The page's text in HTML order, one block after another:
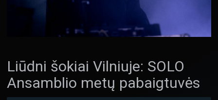
Liūdni šokiai Vilniuje: SOLO
Ansamblio metų pabaigtuvės